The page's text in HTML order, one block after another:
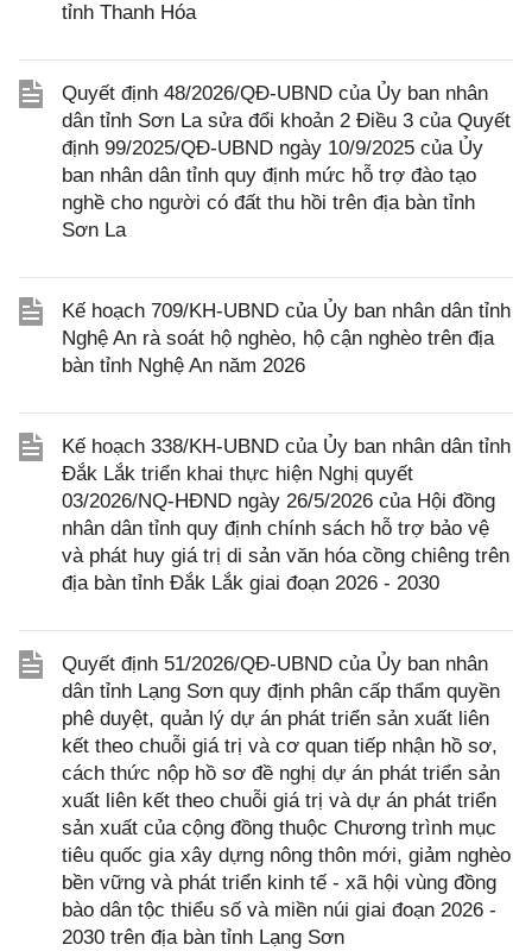
tỉnh Thanh Hóa
Quyết định 48/2026/QĐ-UBND của Ủy ban nhân
dân tỉnh Sơn La sửa đổi khoản 2 Điều 3 của Quyết
định 99/2025/QĐ-UBND ngày 10/9/2025 của Ủy
ban nhân dân tỉnh quy định mức hỗ trợ đào tạo
nghề cho người có đất thu hồi trên địa bàn tỉnh
Sơn La
Kế hoạch 709/KH-UBND của Ủy ban nhân dân tỉnh
Nghệ An rà soát hộ nghèo, hộ cận nghèo trên địa
bàn tỉnh Nghệ An năm 2026
Kế hoạch 338/KH-UBND của Ủy ban nhân dân tỉnh
Đắk Lắk triển khai thực hiện Nghị quyết
03/2026/NQ-HĐND ngày 26/5/2026 của Hội đồng
nhân dân tỉnh quy định chính sách hỗ trợ bảo vệ
và phát huy giá trị di sản văn hóa cồng chiêng trên
địa bàn tỉnh Đắk Lắk giai đoạn 2026 - 2030
Quyết định 51/2026/QĐ-UBND của Ủy ban nhân
dân tỉnh Lạng Sơn quy định phân cấp thẩm quyền
phê duyệt, quản lý dự án phát triển sản xuất liên
kết theo chuỗi giá trị và cơ quan tiếp nhận hồ sơ,
cách thức nộp hồ sơ đề nghị dự án phát triển sản
xuất liên kết theo chuỗi giá trị và dự án phát triển
sản xuất của cộng đồng thuộc Chương trình mục
tiêu quốc gia xây dựng nông thôn mới, giảm nghèo
bền vững và phát triển kinh tế - xã hội vùng đồng
bào dân tộc thiểu số và miền núi giai đoạn 2026 -
2030 trên địa bàn tỉnh Lạng Sơn